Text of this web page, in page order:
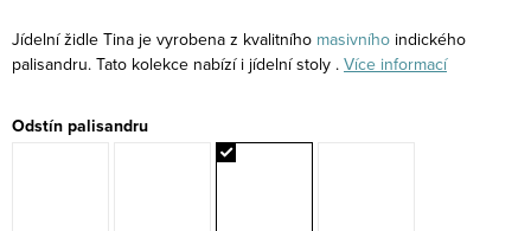
Jídelní židle Tina je vyrobena z kvalitního masivního indického
palisandru. Tato kolekce nabízí i jídelní stoly . Více informací
Odstín palisandru